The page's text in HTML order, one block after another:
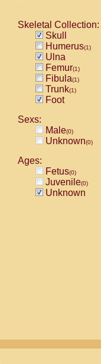
Skeletal Collection:
Skull
Humerus(1)
Ulna
Femur(1)
Fibula(1)
Trunk(1)
Foot
Sexs:
Male(0)
Unknown(0)
Ages:
Fetus(0)
Juvenile(0)
Unknown